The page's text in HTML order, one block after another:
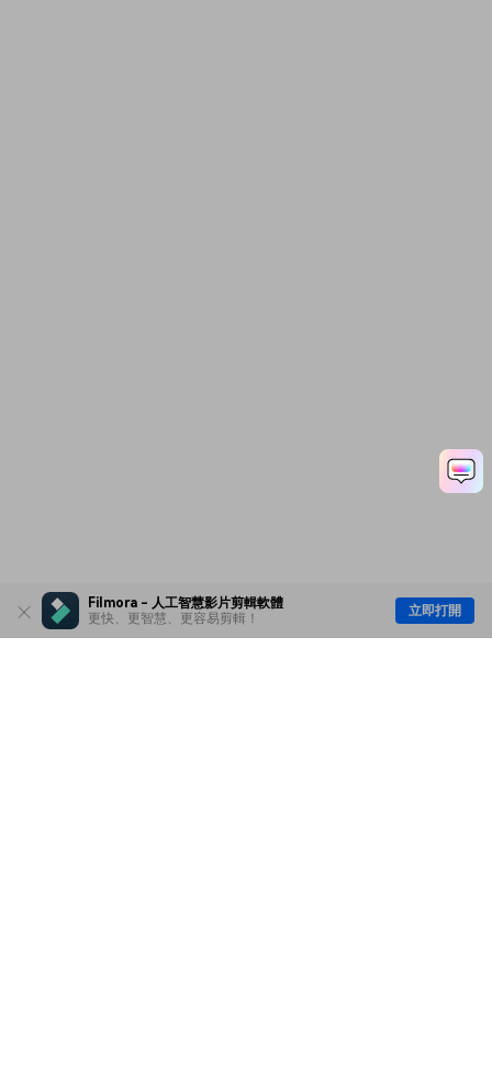
Filmora - 人工智慧影片剪輯軟體
更快、更智慧、更容易剪輯！
立即打開